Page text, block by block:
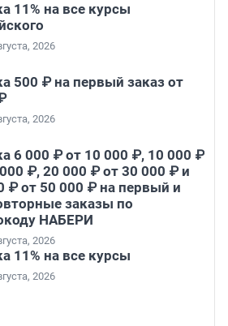
11% на все курсы
2026
500 ₽ на первый заказ от
2026
6 000 ₽ от 10 000 ₽, 10 000 ₽
₽, 20 000 ₽ от 30 000 ₽ и
₽ от 50 000 ₽ на первый и
заказы по
НАБЕРИ
2026
11% на все курсы
2026